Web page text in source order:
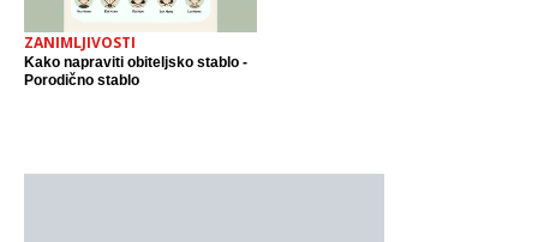
ZANIMLJIVOSTI
Kako napraviti obiteljsko stablo -
Porodično stablo